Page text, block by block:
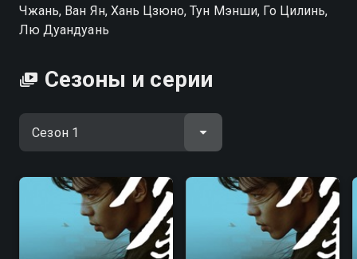
Чжань, Ван Ян, Хань Цзюно, Тун Мэнши, Го Цилинь,
Лю Дуандуань
Сезоны и серии